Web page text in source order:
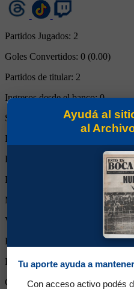
Partidos Jugados: 2
Goles Convertidos: 0 (0.00)
Partidos de titular: 2
Ingresos desde el banco:0
Suplente:
Partidos completos:
Expulsiones:
Partidos reemplazado:
Minutos Disputados:
Victorias:
Empates:
Derrotas:0
Goles de Boca:5
Ayudá al
al
Tu aporte ayuda a
Con acceso activo podés